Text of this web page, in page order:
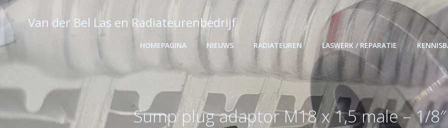
Ga
naar
inhoud
Van der Bel Las en Radiateurenbedrijf
HOMEPAGINA NIEUWS RADIATEUREN LASWERK / REPARATIE
Sump plug adaptor M18 x 1,5 male – 1/